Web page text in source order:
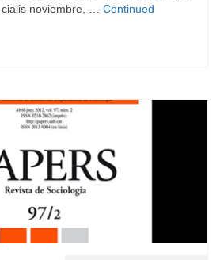
noviembre, … Continued